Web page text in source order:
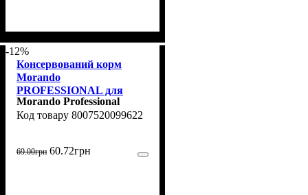
-12%
Консервований корм
Morando
PROFESSIONAL для
дорослих собак,
шматочки з яловичиною,
Morando Professional
8007520099622
69.00грн 60.72грн